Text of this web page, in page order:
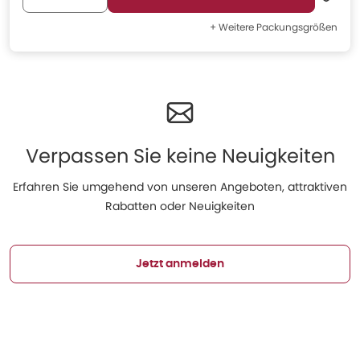
+ Weitere Packungsgrößen
Verpassen Sie keine Neuigkeiten
Erfahren Sie umgehend von unseren Angeboten, attraktiven
Rabatten oder Neuigkeiten
Jetzt anmelden